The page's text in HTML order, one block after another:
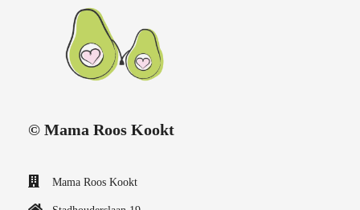
© Mama Roos Kookt
Mama Roos Kookt